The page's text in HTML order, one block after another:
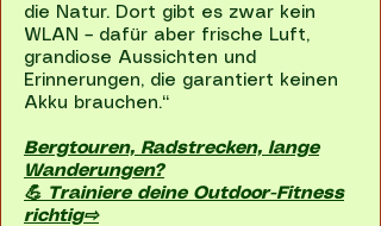
die Natur. Dort gibt es zwar kein
WLAN – dafür aber frische Luft,
grandiose Aussichten und
Erinnerungen, die garantiert keinen
Akku brauchen.“
Bergtouren, Radstrecken, lange
Wanderungen?
💪 Trainiere deine Outdoor-Fitness
richtig⇨